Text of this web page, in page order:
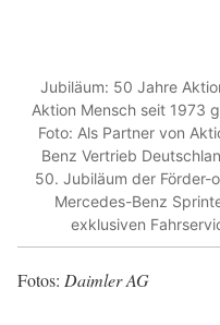
Jubiläum: 50 Jahre
Aktion Mensch seit 1973
Foto: Als Partner von
Benz Vertrieb
50. Jubiläum der Förder-
Mercedes-Benz
exklusiven
Fotos: Daimler AG